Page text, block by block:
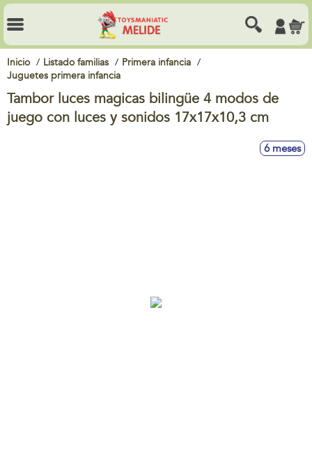
Inicio Listado familias
Primera infancia
Juguetes primera infancia
Tambor luces magicas bilingüe 4 modos de
juego con luces y sonidos 17x17x10,3 cm
6 meses